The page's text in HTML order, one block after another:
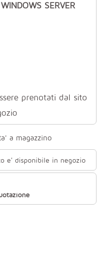
SERVER
prenotati dal sito
a magazzino
e' disponibile in negozio